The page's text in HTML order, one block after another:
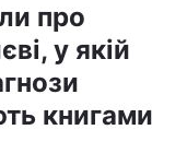
про
у якій
книгами